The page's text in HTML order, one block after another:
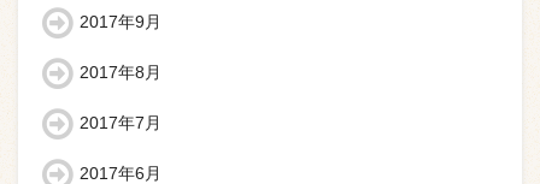
2017年9月
2017年8月
2017年7月
2017年6月